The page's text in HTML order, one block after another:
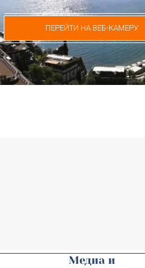
ПЕРЕЙТИ НА ВЕБ-КАМЕРУ
Медиа и